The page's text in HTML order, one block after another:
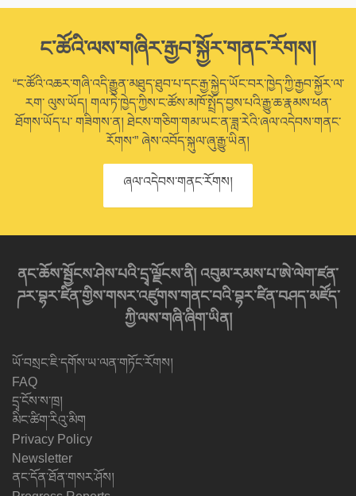
ང་ཚོའི་ལས་གཞིར་རྒྱབ་སྐྱོར་གནང་རོགས།
“ང་ཚོའི་འཆར་གཞི་འདི་རྒྱུན་མཐུད་ཐུབ་པ་དང་རྒྱ་སྐྱེད་ཡོང་བར་ཁྱེད་ཀྱི་རྒྱབ་སྐྱོར་ལ་
རག་ ལུས་ཡོད། གལ་ཏེ་ཁྱེད་ཀྱིས་ང་ཚོས་མཁོ་སྤྲོད་བྱས་པའི་རྒྱུ་ཆ་རྣམས་ཕན་
ཐོགས་ཡོད་པ་ གཟིགས་ན། ཐེངས་གཅིག་གམ་ཡང་ན་ཟླ་རེའི་ཞལ་འདེབས་གནང་
རོགས་” ཞེས་འབོད་སྐུལ་ཞུ་རྒྱུ་ཡིན།
ཞལ་འདེབས་གནང་རོགས།
ནང་ཆོས་སྦྱོངས་ཤེས་པའི་དྲྭ་ལྗོངས་ནི། འབུམ་རམས་པ་ཨེ་ལེག་ཛན་
ཌར་བྷར་ཛིན་གྱིས་གསར་འཛུགས་གནང་བའི་བྷར་ཛིན་བཤད་མཛོད་
ཀྱི་ལས་གཞི་ཞིག་ཡིན།
ཡོ་བསྲང་ཇི་དགོས་ཡ་ལན་གཏོང་རོགས།
FAQ
དྲྭ་ངོས་ས་ཁྲ།
མིང་ཚིག་རིའུ་མིག
Privacy Policy
Newsletter
ནང་དོན་ཐོན་གསར་ཤོས།